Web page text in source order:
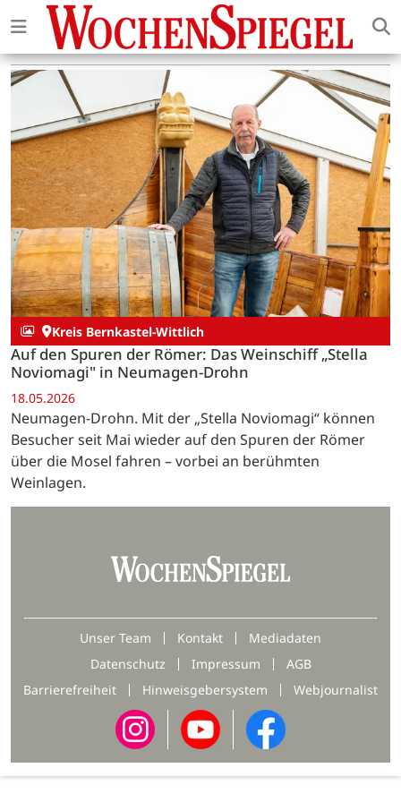
Kreis Bernkastel-Wittlich
Auf den Spuren der Römer: Das Weinschiff „Stella
Noviomagi" in Neumagen-Drohn
18.05.2026
Neumagen-Drohn. Mit der „Stella Noviomagi“ können
Besucher seit Mai wieder auf den Spuren der Römer
über die Mosel fahren – vorbei an berühmten
Weinlagen.
Unser Team Kontakt
Mediadaten
Datenschutz
Impressum
AGB
Barrierefreiheit
Hinweisgebersystem Webjournalist